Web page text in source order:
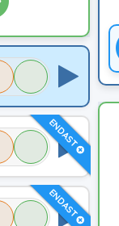
ENDAST
ENDAST